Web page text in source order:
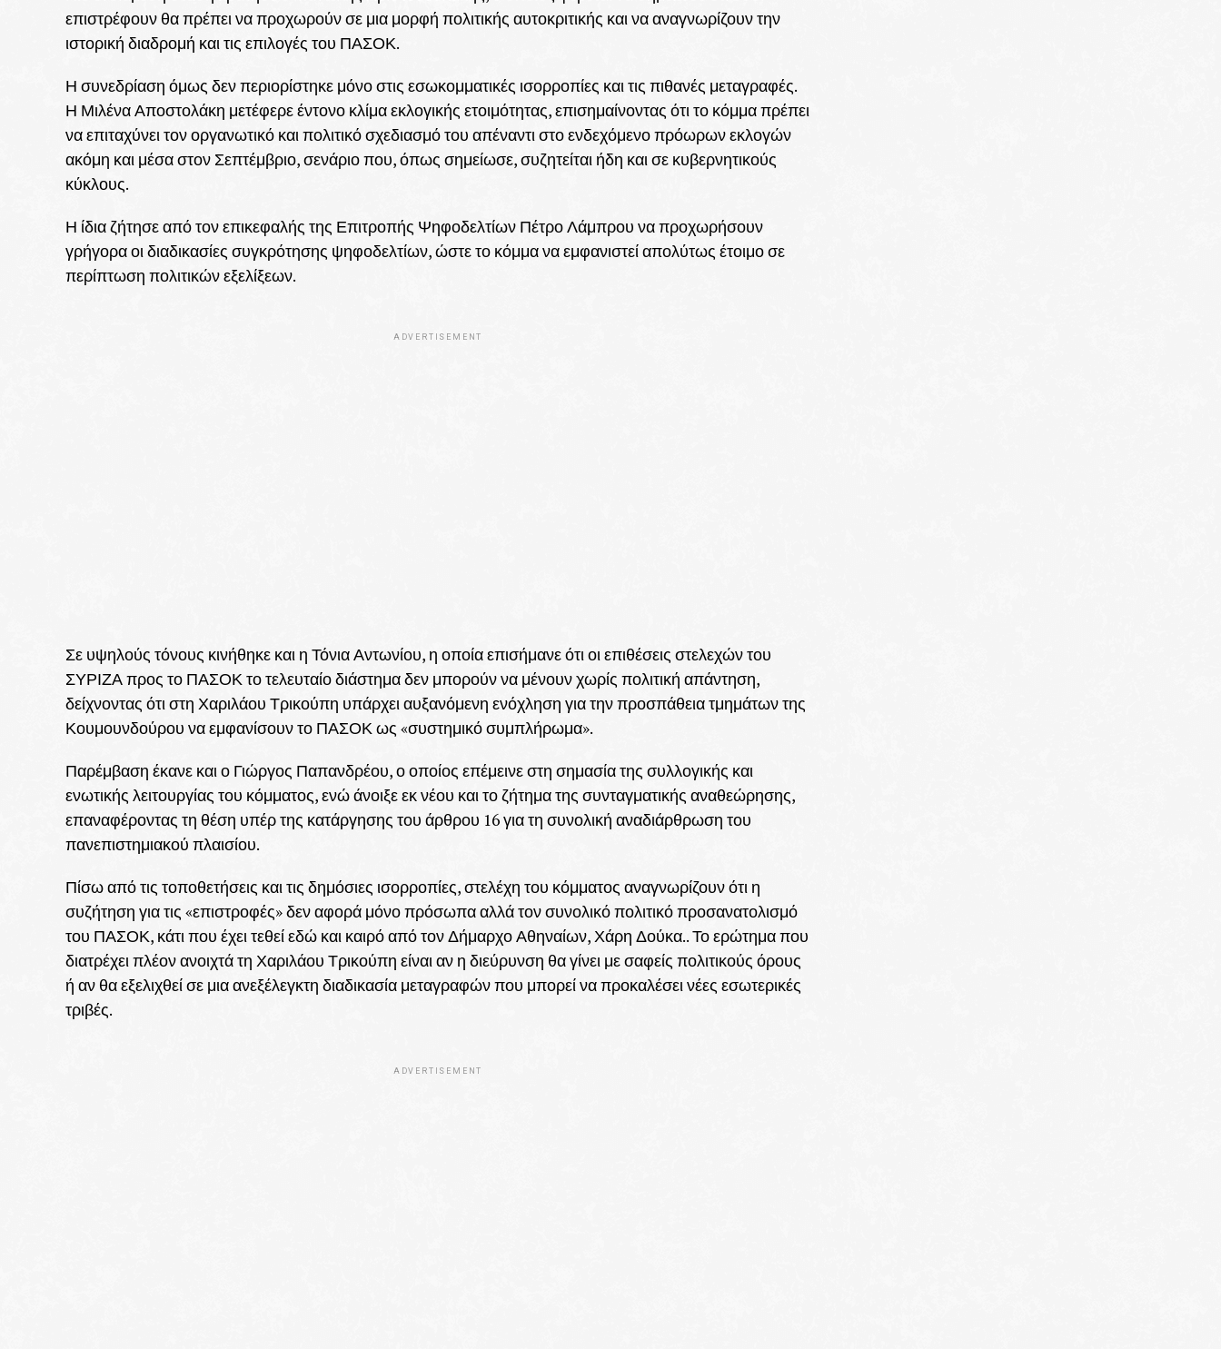
επιστρέφουν θα πρέπει να προχωρούν σε μια μορφή πολιτικής αυτοκριτικής και να αναγνωρίζουν την
ιστορική διαδρομή και τις επιλογές του ΠΑΣΟΚ.
Η συνεδρίαση όμως δεν περιορίστηκε μόνο στις εσωκομματικές ισορροπίες και τις πιθανές μεταγραφές.
Η Μιλένα Αποστολάκη μετέφερε έντονο κλίμα εκλογικής ετοιμότητας, επισημαίνοντας ότι το κόμμα πρέπει
να επιταχύνει τον οργανωτικό και πολιτικό σχεδιασμό του απέναντι στο ενδεχόμενο πρόωρων εκλογών
ακόμη και μέσα στον Σεπτέμβριο, σενάριο που, όπως σημείωσε, συζητείται ήδη και σε κυβερνητικούς
κύκλους.
Η ίδια ζήτησε από τον επικεφαλής της Επιτροπής Ψηφοδελτίων Πέτρο Λάμπρου να προχωρήσουν
γρήγορα οι διαδικασίες συγκρότησης ψηφοδελτίων, ώστε το κόμμα να εμφανιστεί απολύτως έτοιμο σε
περίπτωση πολιτικών εξελίξεων.
ADVERTISEMENT
Σε υψηλούς τόνους κινήθηκε και η Τόνια Αντωνίου, η οποία επισήμανε ότι οι επιθέσεις στελεχών του
ΣΥΡΙΖΑ προς το ΠΑΣΟΚ το τελευταίο διάστημα δεν μπορούν να μένουν χωρίς πολιτική απάντηση,
δείχνοντας ότι στη Χαριλάου Τρικούπη υπάρχει αυξανόμενη ενόχληση για την προσπάθεια τμημάτων της
Κουμουνδούρου να εμφανίσουν το ΠΑΣΟΚ ως «συστημικό συμπλήρωμα».
Παρέμβαση έκανε και ο Γιώργος Παπανδρέου, ο οποίος επέμεινε στη σημασία της συλλογικής και
ενωτικής λειτουργίας του κόμματος, ενώ άνοιξε εκ νέου και το ζήτημα της συνταγματικής αναθεώρησης,
επαναφέροντας τη θέση υπέρ της κατάργησης του άρθρου 16 για τη συνολική αναδιάρθρωση του
πανεπιστημιακού πλαισίου.
Πίσω από τις τοποθετήσεις και τις δημόσιες ισορροπίες, στελέχη του κόμματος αναγνωρίζουν ότι η
συζήτηση για τις «επιστροφές» δεν αφορά μόνο πρόσωπα αλλά τον συνολικό πολιτικό προσανατολισμό
του ΠΑΣΟΚ, κάτι που έχει τεθεί εδώ και καιρό από τον Δήμαρχο Αθηναίων, Χάρη Δούκα.. Το ερώτημα που
διατρέχει πλέον ανοιχτά τη Χαριλάου Τρικούπη είναι αν η διεύρυνση θα γίνει με σαφείς πολιτικούς όρους
ή αν θα εξελιχθεί σε μια ανεξέλεγκτη διαδικασία μεταγραφών που μπορεί να προκαλέσει νέες εσωτερικές
τριβές.
ADVERTISEMENT